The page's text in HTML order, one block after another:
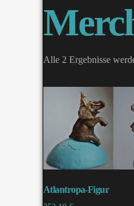
Alle 2 Ergebnisse
Atlantropa-Figur